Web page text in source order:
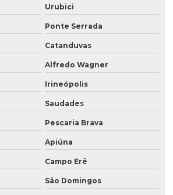
loteamento
predial
sobrado
para empresas
sanitário
Urubici
Ponte Serrada
Catanduvas
Alfredo Wagner
Irineópolis
Saudades
Pescaria Brava
Apiúna
Campo Erê
São Domingos